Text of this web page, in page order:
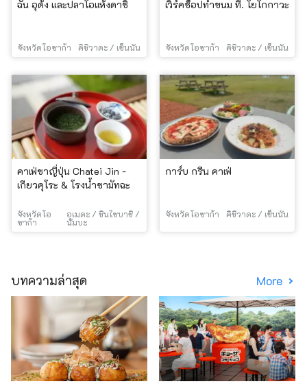
ฉัน อุด้ง และปลาโอแห้งดาชิ
จังหวัดโอซาก้า คิชิวาดะ / เซ็นนัน
เวิร์คช็อปทำขนม ที. โยโกกาวะ
จังหวัดโอซาก้า คิชิวาดะ / เซ็นนัน
คาเฟ่ชาญี่ปุ่น Chatei Jin -
เกียวคุโระ & โรงน้ำชามัทฉะ
จังหวัดโอ
ซาก้า
อุเมดะ / ชินไซบาชิ /
นัมบะ
การ์บ กรีน คาเฟ่
จังหวัดโอซาก้า คิชิวาดะ / เซ็นนัน
บทความล่าสุด More